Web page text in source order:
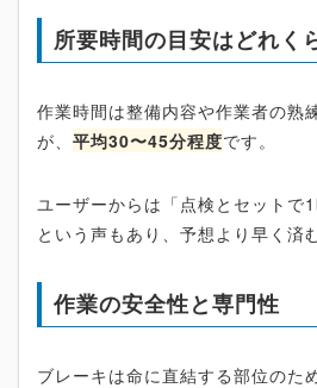
所要時間の目安はどれく
作業時間は整備内容や作業者の熟
が、 平均30〜45分程度です。
ユーザーからは「点検とセットで
という声もあり、予想より早く済
作業の安全性と専門性
ブレーキは命に直結する部位のため